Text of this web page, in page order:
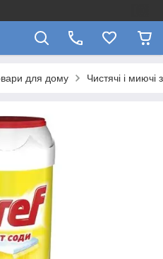
для дому Чистячі і миючі